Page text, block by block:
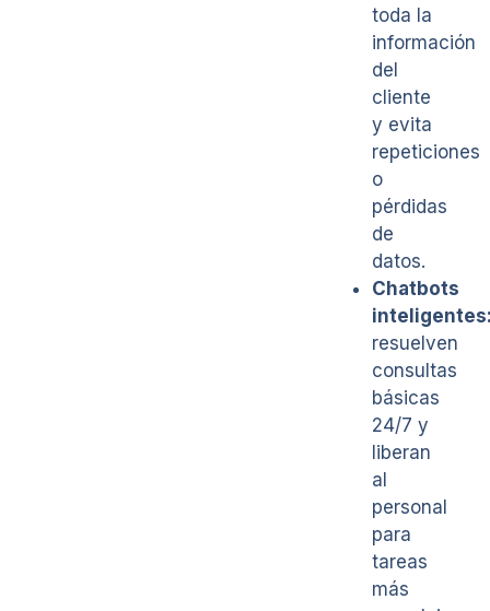
toda la
información
del
cliente
y evita
repeticiones
o
pérdidas
de
datos.
Chatbots
resuelven
consultas
básicas
24/7 y
liberan
al
personal
para
tareas
más